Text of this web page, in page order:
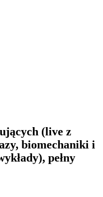
(live z
biomechaniki i
pełny